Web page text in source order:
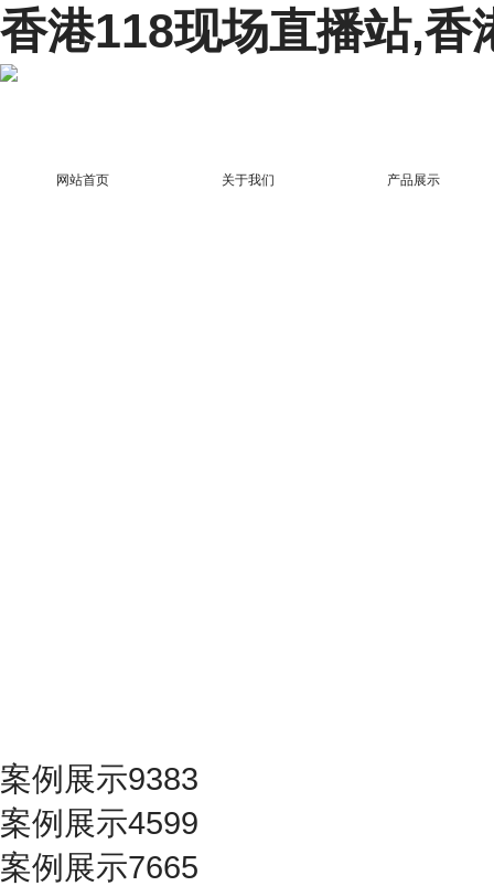
香港118现场直播站,香
网站首页 关于我们 产品展示
案例展示9383
案例展示4599
案例展示7665